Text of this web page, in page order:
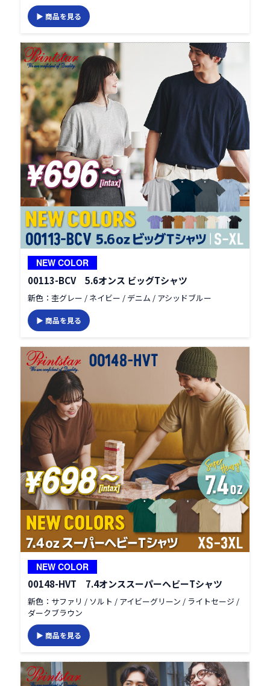
▶ 商品を見る
NEW COLOR
00113-BCV 5.6オンス ビッグTシャツ
新色：杢グレー / ネイビー / デニム / アシッドブルー
▶ 商品を見る
NEW COLOR
00148-HVT 7.4オンススーパーヘビーTシャツ
新色：サファリ / ソルト / アイビーグリーン / ライトセージ /
ダークブラウン
▶ 商品を見る